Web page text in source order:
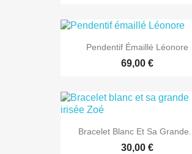
Pendentif Émaillé Léonore
69,00 €
Bracelet Blanc Et Sa Grande...
30,00 €